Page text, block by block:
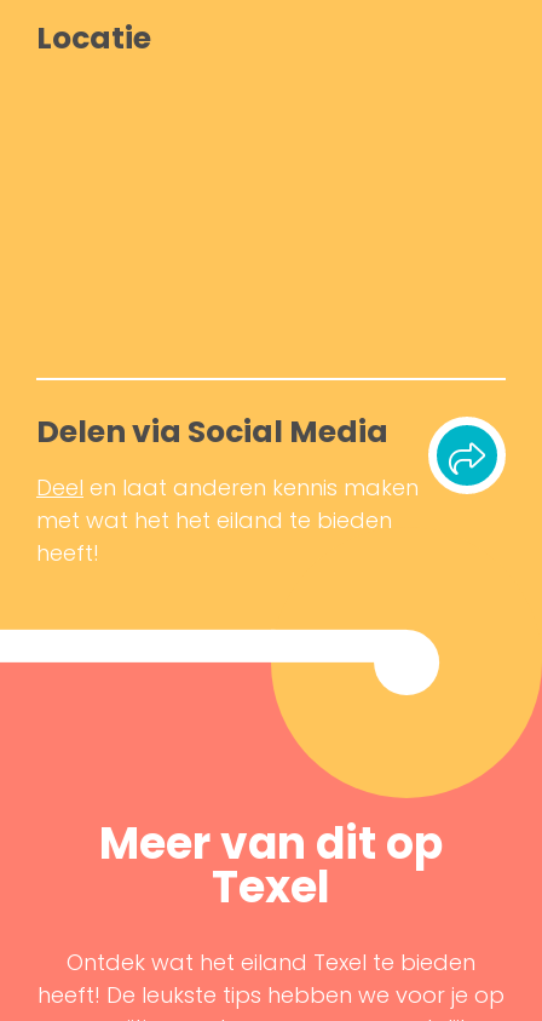
Locatie
Delen via Social Media
Deel en laat anderen kennis maken
met wat het het eiland te bieden
heeft!
Meer van dit op
Texel
Ontdek wat het eiland Texel te bieden
heeft! De leukste tips hebben we voor je op